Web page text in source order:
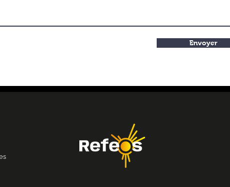
Envoyer